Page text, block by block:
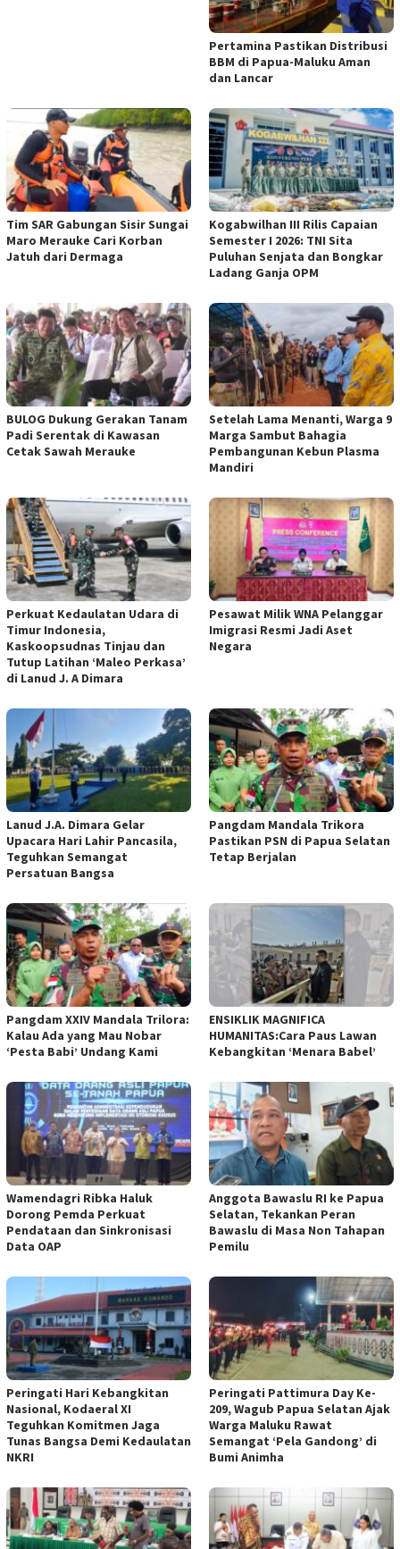
Pertamina Pastikan Distribusi
BBM di Papua-Maluku Aman
dan Lancar
Tim SAR Gabungan Sisir Sungai
Maro Merauke Cari Korban
Jatuh dari Dermaga
Kogabwilhan III Rilis Capaian
Semester I 2026: TNI Sita
Puluhan Senjata dan Bongkar
Ladang Ganja OPM
BULOG Dukung Gerakan Tanam
Padi Serentak di Kawasan
Cetak Sawah Merauke
Setelah Lama Menanti, Warga 9
Marga Sambut Bahagia
Pembangunan Kebun Plasma
Mandiri
Perkuat Kedaulatan Udara di
Timur Indonesia,
Kaskoopsudnas Tinjau dan
Tutup Latihan ‘Maleo Perkasa’
di Lanud J. A Dimara
Pesawat Milik WNA Pelanggar
Imigrasi Resmi Jadi Aset
Negara
Lanud J.A. Dimara Gelar
Upacara Hari Lahir Pancasila,
Teguhkan Semangat
Persatuan Bangsa
Pangdam Mandala Trikora
Pastikan PSN di Papua Selatan
Tetap Berjalan
​Pangdam XXIV Mandala Trilora:
Kalau Ada yang Mau Nobar
‘Pesta Babi’ Undang Kami
ENSIKLIK MAGNIFICA
HUMANITAS:Cara Paus Lawan
Kebangkitan ‘Menara Babel’
Wamendagri Ribka Haluk
Dorong Pemda Perkuat
Pendataan dan Sinkronisasi
Data OAP
Anggota Bawaslu RI ke Papua
Selatan, Tekankan Peran
Bawaslu di Masa Non Tahapan
Pemilu
Peringati Hari Kebangkitan
Nasional, Kodaeral XI
Teguhkan Komitmen Jaga
Tunas Bangsa Demi Kedaulatan
NKRI
Peringati Pattimura Day Ke-
209, Wagub Papua Selatan Ajak
Warga Maluku Rawat
Semangat ‘Pela Gandong’ di
Bumi Animha